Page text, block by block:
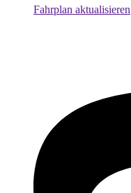
Fahrplan aktualisieren